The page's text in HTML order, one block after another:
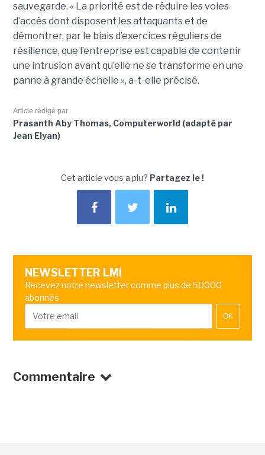
sauvegarde. « La priorité est de réduire les voies
d’accès dont disposent les attaquants et de
démontrer, par le biais d’exercices réguliers de
résilience, que l’entreprise est capable de contenir
une intrusion avant qu’elle ne se transforme en une
panne à grande échelle », a-t-elle précisé.
Article rédigé par
Prasanth Aby Thomas, Computerworld (adapté par
Jean Elyan)
Cet article vous a plu? Partagez le !
NEWSLETTER LMI
Recevez notre newsletter comme plus de 50000
abonnés
OK
Commentaire